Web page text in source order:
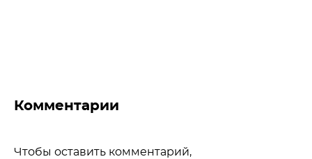
Комментарии
Чтобы оставить комментарий,